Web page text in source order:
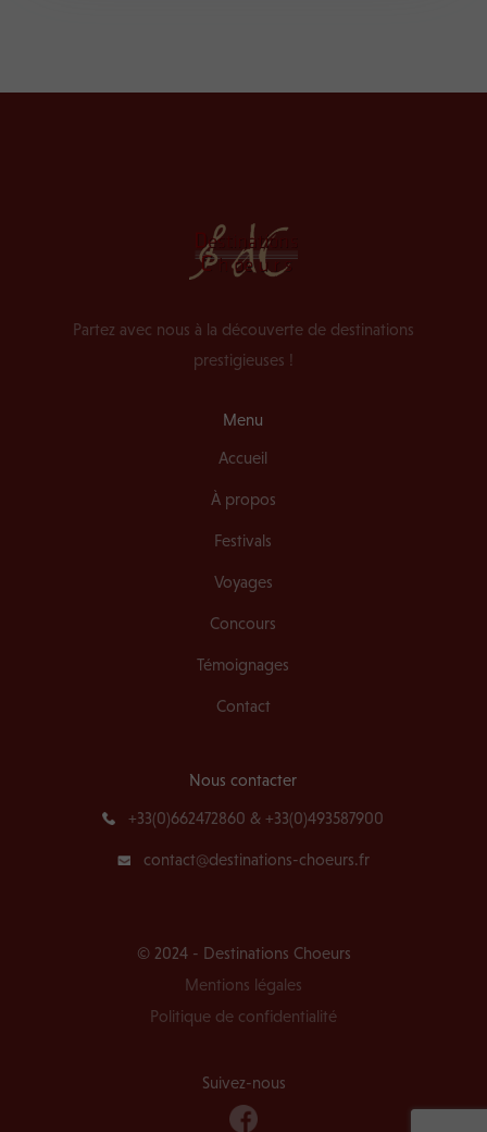
Partez avec nous à la découverte de destinations
prestigieuses !
Menu
Accueil
À propos
Festivals
Voyages
Concours
Témoignages
Contact
Nous contacter
+33(0)662472860 & +33(0)493587900
contact@destinations-choeurs.fr
© 2024 - Destinations Choeurs
Mentions légales
Politique de confidentialité
Suivez-nous